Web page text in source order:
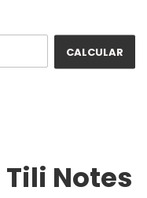
CALCULAR
Notes